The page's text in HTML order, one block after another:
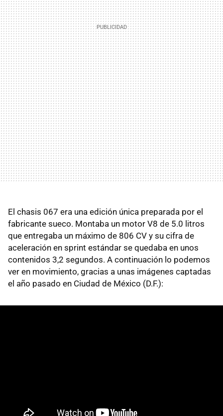
El chasis 067 era una edición única preparada por el
fabricante sueco. Montaba un motor V8 de 5.0 litros
que entregaba un máximo de 806 CV y su cifra de
aceleración en sprint estándar se quedaba en unos
contenidos 3,2 segundos. A continuación lo podemos
ver en movimiento, gracias a unas imágenes captadas
el año pasado en Ciudad de México (D.F.):